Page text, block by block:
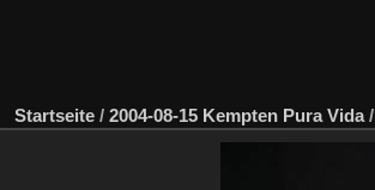
Startseite / 2004-08-15 Kempten Pura Vida/